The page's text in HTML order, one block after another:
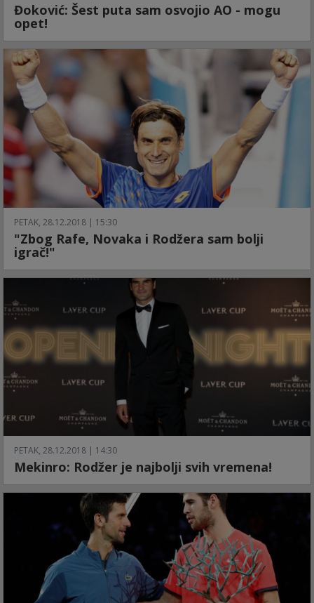
Đoković: Šest puta sam osvojio AO - mogu
opet!
PETAK, 28.12.2018 | 15:30
"Zbog Rafe, Novaka i Rodžera sam bolji
igrač!"
PETAK, 28.12.2018 | 14:30
Mekinro: Rodžer je najbolji svih vremena!